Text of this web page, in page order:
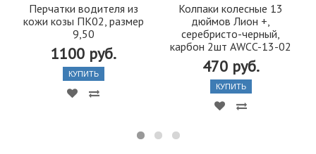
Перчатки водителя из
кожи козы ПК02, размер
9,50
1100 руб.
КУПИТЬ
Колпаки колесные 13
дюймов Лион +,
серебристо-черный,
карбон 2шт AWCC-13-02
470 руб.
КУПИТЬ